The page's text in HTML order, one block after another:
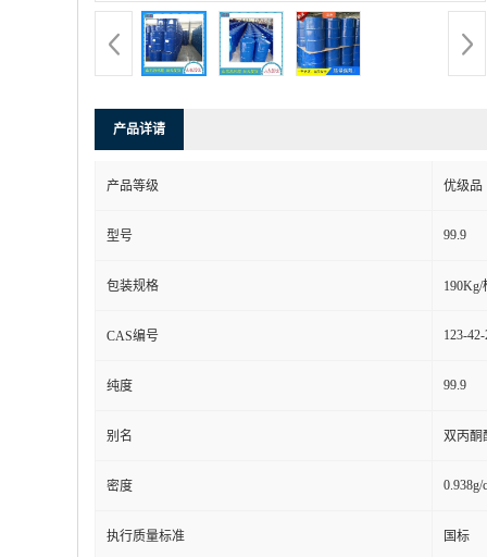
产品详请
产品等级 优级品
型号 99.9
包装规格 190Kg/
CAS编号 123-42-
纯度 99.9
别名 双丙酮
密度 0.938g/
执行质量标准 国标